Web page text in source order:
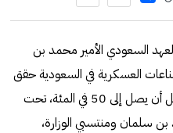
السعودي الأمير محمد بن
العسكرية في السعودية حقق
ارتفاعا إلى 15 في المئة، معربا عن الأمل أن يصل إلى 50 في المئة، تحت
بن سلمان ومنتسبي الوزارة،